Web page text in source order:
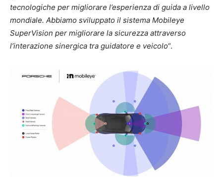
tecnologiche per migliorare l’esperienza di guida a livello
mondiale. Abbiamo sviluppato il sistema Mobileye
SuperVision per migliorare la sicurezza attraverso
l’interazione sinergica tra guidatore e veicolo“.